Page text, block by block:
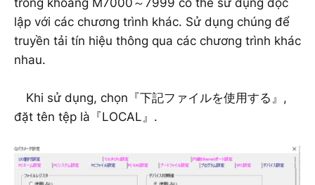
trong khoảng M7000～7999 có thể sử dụng độc
lập với các chương trình khác. Sử dụng chúng để
truyền tải tín hiệu thông qua các chương trình khác
nhau.
Khi sử dụng, chọn『下記ファイルを使用する』,
đặt tên tệp là『LOCAL』.